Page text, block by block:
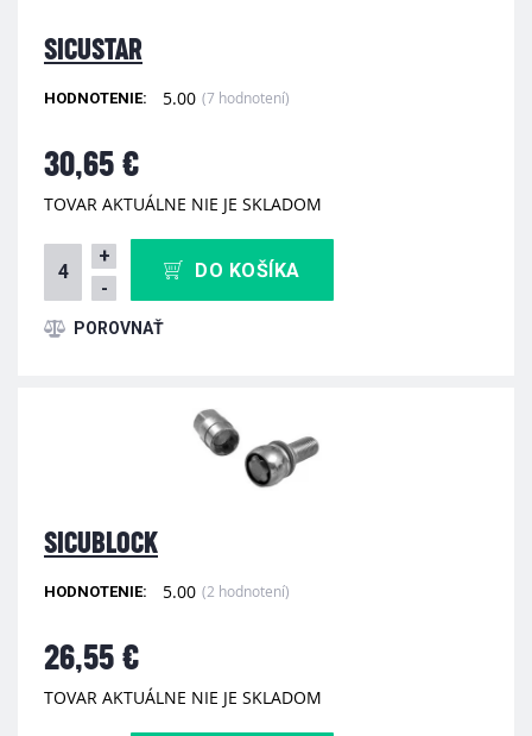
SICUSTAR
HODNOTENIE: 5.00 (7 hodnotení)
30,65 €
TOVAR AKTUÁLNE NIE JE SKLADOM
+
-
DO KOŠÍKA
SICUBLOCK
HODNOTENIE: 5.00 (2 hodnotení)
26,55 €
TOVAR AKTUÁLNE NIE JE SKLADOM